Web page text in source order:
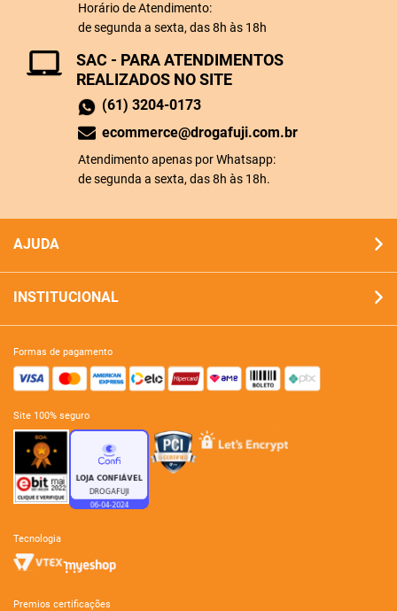
SAC - PARA ATENDIMENTOS
REALIZADOS NO SITE
(61) 3204-0173
ecommerce@drogafuji.com.br
Atendimento apenas por Whatsapp:
de segunda a sexta, das 8h às 18h.
Horário de Atendimento:
de segunda a sexta, das 8h às 18h
AJUDA
INSTITUCIONAL
formas de pagamento
site 100% seguro
tecnologia
premios certificações